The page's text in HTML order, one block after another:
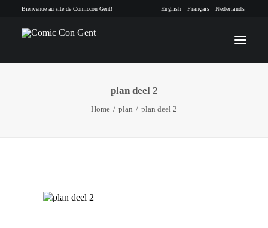
Bienvenue au site de Comiccon Gent! English Français Nederlands
INFO
plan deel 2
Home plan plan deel 2